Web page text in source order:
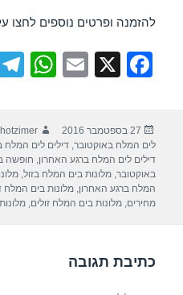
להזמנה ופרטים נוספים לחצו
F
e
b
o
X
E
W
s
A
p
פורסם
בתאריך
27 בספטמבר 2016 מחבר
hotzimer
לים המלח באוקטובר,דילים לים המלח
דילים לים המלח ברגע האחרון, חופשה
באוקטובר,מלונות בים המלח בזול,
המלח ברגע האחרון,מלונות בים המלח
מחירים,מלונות בים המלח זולים,
כתיבת תגובה